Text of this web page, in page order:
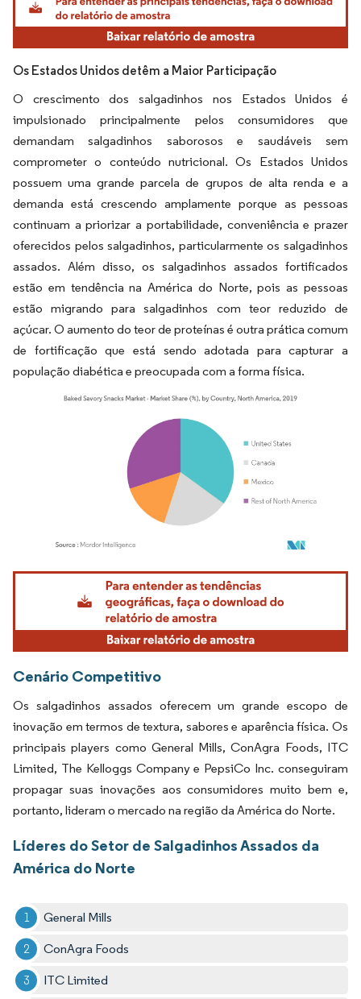
Os Estados Unidos detêm a Maior Participação
O crescimento dos salgadinhos nos Estados Unidos é
impulsionado principalmente pelos consumidores que
demandam salgadinhos saborosos e saudáveis sem
comprometer o conteúdo nutricional. Os Estados Unidos
possuem uma grande parcela de grupos de alta renda e a
demanda está crescendo amplamente porque as pessoas
continuam a priorizar a portabilidade, conveniência e prazer
oferecidos pelos salgadinhos, particularmente os salgadinhos
assados. Além disso, os salgadinhos assados fortificados
estão em tendência na América do Norte, pois as pessoas
estão migrando para salgadinhos com teor reduzido de
açúcar. O aumento do teor de proteínas é outra prática comum
de fortificação que está sendo adotada para capturar a
população diabética e preocupada com a forma física.
Imagem © Mordor Intelligence. O reuso requer atribuição conforme CC BY 4.0.
Cenário Competitivo
Os salgadinhos assados oferecem um grande escopo de
inovação em termos de textura, sabores e aparência física. Os
principais players como General Mills, ConAgra Foods, ITC
Limited, The Kelloggs Company e PepsiCo Inc. conseguiram
propagar suas inovações aos consumidores muito bem e,
portanto, lideram o mercado na região da América do Norte.
Líderes do Setor de Salgadinhos Assados da
América do Norte
General Mills
ConAgra Foods
ITC Limited